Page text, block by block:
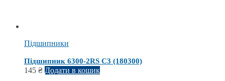
Підшипники
Підшипник 6300-2RS С3 (180300)
145 ₴ Додати в кошик